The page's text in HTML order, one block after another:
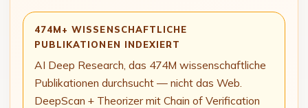
474M+ WISSENSCHAFTLICHE
PUBLIKATIONEN INDEXIERT
AI Deep Research, das 474M wissenschaftliche
Publikationen durchsucht — nicht das Web.
DeepScan + Theorizer mit Chain of Verification